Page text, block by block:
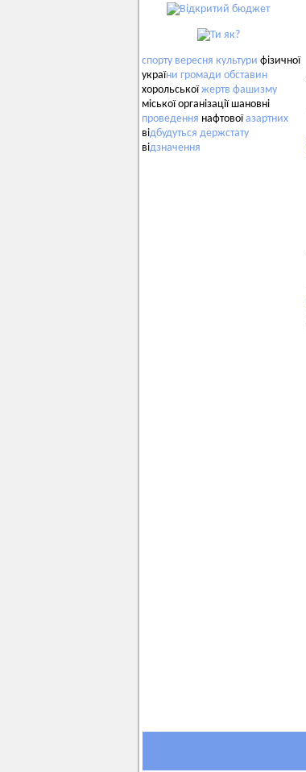
спорту вересня культури фізичної
україни громади обставин
хорольськоїжертв фашизму
міської організації шановні
проведення нафтовоїазартних
відбудуться держстату
відзначення